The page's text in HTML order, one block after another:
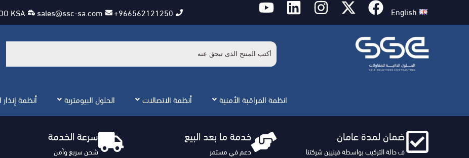
English
966562121250+
sales@ssc-sa.com
KSA
انظمة المراقبة الأمنية أنظمة الاتصالات الحلول البيومترية أنظمة إنذار
ضمان لمدة عامان
ف حالة التركيب بواسطة فينيين شركتنا
خدمة ما بعد البيع
دعم في مستمر
سرعة الخدمة
شحن سريع وآمن